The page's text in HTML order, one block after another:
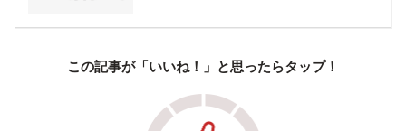
この記事が「いいね！」と思ったらタップ！